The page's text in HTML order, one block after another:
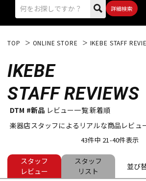
詳細検索
エレキギター
ベース
ドラム
TOP ONLINE STORE IKEBE STAFF
IKEBE
STAFF REVIEWS
DTM #新品 レビュー一覧 新着順
楽器店スタッフによるリアルな商品レビュー
43件中 21-40件表示
スタッフ
レビュー
スタッフ
リスト
並び